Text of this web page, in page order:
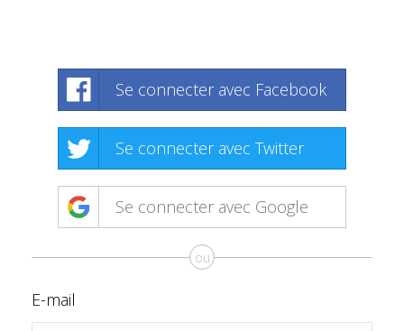
Se connecter avec Facebook
Se connecter avec Twitter
Se connecter avec Google
ou
E-mail